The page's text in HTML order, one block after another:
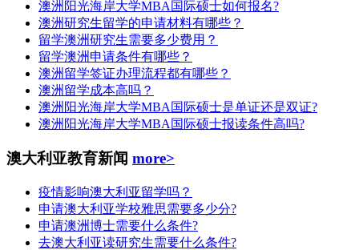
澳洲阳光海岸大学MBA国际硕士如何报名?
澳洲研究生留学的申请材料有哪些？
留学澳洲研究生需要多少费用？
留学澳洲申请条件有哪些？
澳洲留学签证办理流程都有哪些？
澳洲留学成本高吗？
澳洲阳光海岸大学MBA国际硕士是单证还是双证?
澳洲阳光海岸大学MBA国际硕士报读条件高吗?
澳大利亚教育新闻 more>
疫情影响澳大利亚留学吗？
申请澳大利亚学校雅思需要多少分?
申请澳洲博士需要什么条件?
去澳大利亚读研究生需要什么条件?